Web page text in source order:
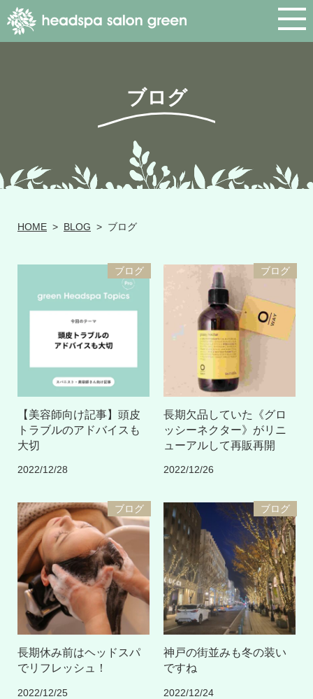
ブログ
HOME > BLOG > ブログ
ブログ
【美容師向け記事】頭皮
トラブルのアドバイスも
大切
2022/12/28
ブログ
長期欠品していた《グロ
ッシーネクター》がリニ
ューアルして再販再開
2022/12/26
ブログ
長期休み前はヘッドスパ
でリフレッシュ！
2022/12/25
ブログ
神戸の街並みも冬の装い
ですね
2022/12/24